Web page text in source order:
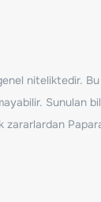
niteliktedir.
Sunulan
zararlardan